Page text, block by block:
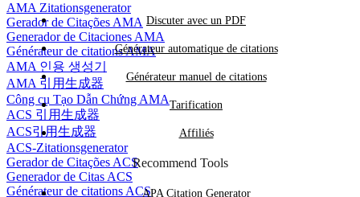
AMA Zitationsgenerator
Gerador de Citações AMA
Generador de Citaciones AMA
Générateur de citations AMA
AMA 인용 생성기
AMA 引用生成器
Công cụ Tạo Dẫn Chứng AMA
ACS 引用生成器
ACS引用生成器
ACS-Zitationsgenerator
Gerador de Citações ACS
Generador de Citas ACS
Générateur de citations ACS
Discuter avec un PDF
Générateur automatique de citations
Générateur manuel de citations
Tarification
Affiliés
Recommend Tools
APA Citation Generator